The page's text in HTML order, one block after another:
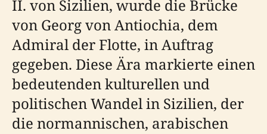
II. von Sizilien, wurde die Brücke
von Georg von Antiochia, dem
Admiral der Flotte, in Auftrag
gegeben. Diese Ära markierte einen
bedeutenden kulturellen und
politischen Wandel in Sizilien, der
die normannischen, arabischen